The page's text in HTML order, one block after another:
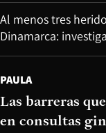
Al menos tres
Dinamarca:
PAULA
Las barreras
en consultas